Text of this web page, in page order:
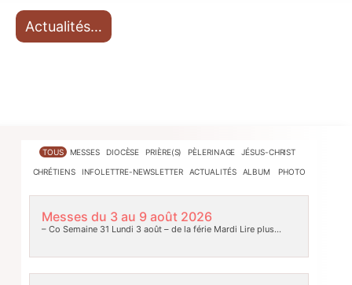
Actualités…
TOUS MESSES DIOCÈSE PRIÈRE(S) PÈLERINAGE JÉSUS-CHRIST
CHRÉTIENS INFOLETTRE-NEWSLETTER ACTUALITÉS ALBUM PHOTO
Messes du 3 au 9 août 2026
– Co Semaine 31 Lundi 3 août – de la férie Mardi Lire plus…